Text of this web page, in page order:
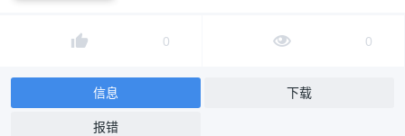
0 0
信息 下载
报错